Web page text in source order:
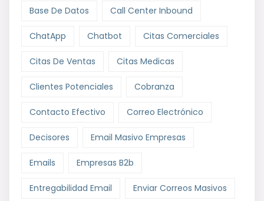
Base De Datos Call Center Inbound
ChatApp Chatbot Citas Comerciales
Citas De Ventas Citas Medicas
Clientes Potenciales Cobranza
Contacto Efectivo Correo Electrónico
Decisores Email Masivo Empresas
Emails Empresas B2b
Entregabilidad Email Enviar Correos Masivos